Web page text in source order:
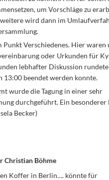
um Vorschläge zu
wird dann im
Verschiedenes. Hier waren
oder Urkunden für
lebhafter Diskussion
13:00 beendet werden konnte.
wurde die Tagung in einer sehr
durchgeführt. Ein
Becker)
Christian Böhme
Koffer in Berlin…. könnte für